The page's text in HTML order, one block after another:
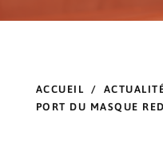
ACCUEIL /
PORT DU MASQUE